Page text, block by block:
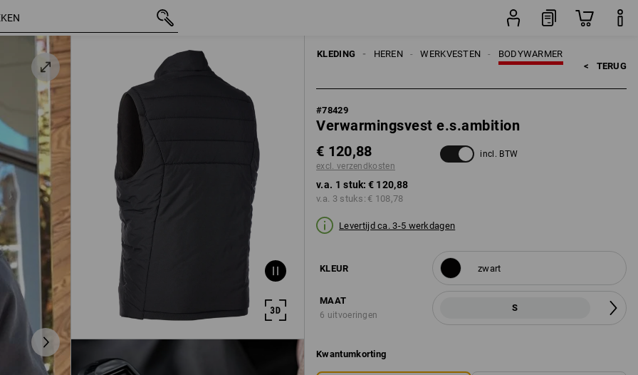
KLEDING BODYWARMER
WERKVESTEN
HEREN
< TERUG
#78429
Verwarmingsvest e.s.ambition
€ 120,88
excl. verzendkosten
incl. BTW
v.a. 1 stuk: € 120,88
v.a. 3 stuks: € 108,78
Levertijd ca. 3-5 werkdagen
KLEUR zwart
MAAT
6 uitvoeringen
S
Kwantumkorting
zwart S € 120,88